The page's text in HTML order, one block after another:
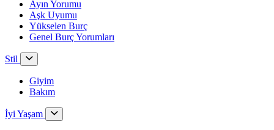
Ayın Yorumu
Aşk Uyumu
Yükselen Burç
Genel Burç Yorumları
Stil
Giyim
Bakım
İyi Yaşam